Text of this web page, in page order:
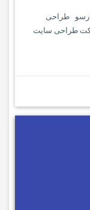
طراحی
طراحی سایت